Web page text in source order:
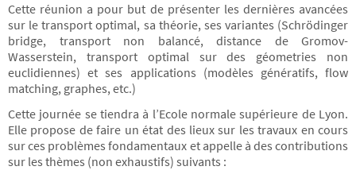
Cette réunion a pour but de présenter les dernières avancées
sur le transport optimal, sa théorie, ses variantes (Schrödinger
bridge, transport non balancé, distance de Gromov-
Wasserstein, transport optimal sur des géometries non
euclidiennes) et ses applications (modèles génératifs, flow
matching, graphes, etc.)
Cette journée se tiendra à l’Ecole normale supérieure de Lyon.
Elle propose de faire un état des lieux sur les travaux en cours
sur ces problèmes fondamentaux et appelle à des contributions
sur les thèmes (non exhaustifs) suivants :